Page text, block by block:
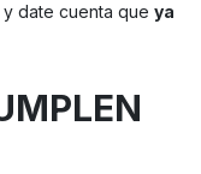
y date cuenta que ya